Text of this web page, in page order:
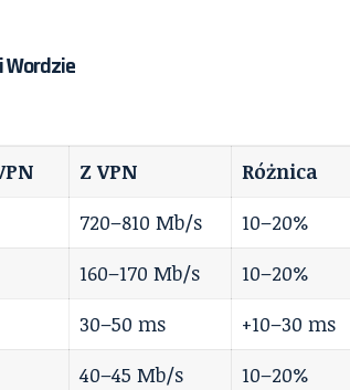
Wordzie
Z VPN
Różnica
720–810 Mb/s
10–20%
160–170 Mb/s
10–20%
30–50 ms
+10–30 ms
40–45 Mb/s
10–20%